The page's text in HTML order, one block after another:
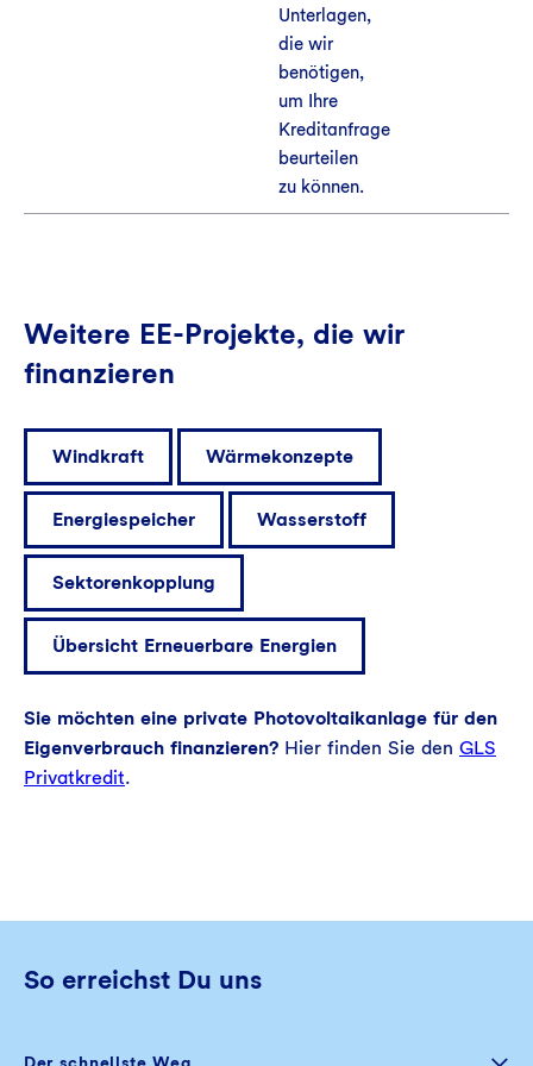
Unterlagen,
die wir
benötigen,
um Ihre
Kreditanfrage
beurteilen
zu können.
Weitere EE-Projekte, die wir
finanzieren
Windkraft Wärmekonzepte
Energiespeicher Wasserstoff
Sektorenkopplung
Übersicht Erneuerbare Energien
Sie möchten eine private Photovoltaikanlage für den
Eigenverbrauch finanzieren? Hier finden Sie den GLS
Privatkredit.
So erreichst Du uns
Der schnellste Weg